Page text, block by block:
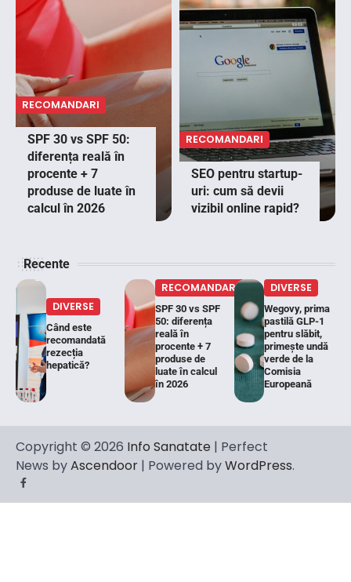
RECOMANDARI
SPF 30 vs SPF 50:
diferența reală în
procente + 7
produse de luate în
calcul în 2026
RECOMANDARI
SEO pentru startup-
uri: cum să devii
vizibil online rapid?
Recente
DIVERSE
Când este
recomandată
rezecția
hepatică?
RECOMANDARI
SPF 30 vs SPF
50: diferența
reală în
procente + 7
produse de
luate în calcul
în 2026
DIVERSE
Wegovy, prima
pastilă GLP-1
pentru slăbit,
primește undă
verde de la
Comisia
Europeană
Copyright © 2026 Info Sanatate | Perfect
News byAscendoor | Powered byWordPress.
Facebook